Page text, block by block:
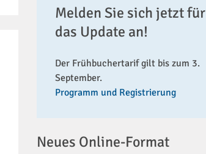
Melden Sie sich jetzt für
das Update an!
Der Frühbuchertarif gilt bis zum 3.
September.
Programm und Registrierung
Neues Online-Format